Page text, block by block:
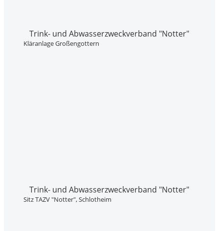
Trink- und Abwasser­zweckverband "Notter"
Kläranlage Großengottern
Trink- und Abwasser­zweckverband "Notter"
Sitz TAZV "Notter", Schlotheim